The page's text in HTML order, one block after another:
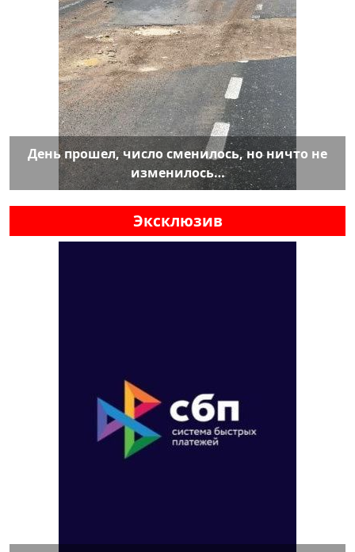
День прошел, число сменилось, но ничто не
изменилось…
Эксклюзив